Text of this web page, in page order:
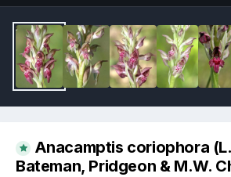
Anacamptis coriophora
Bateman, Pridgeon & M.W.